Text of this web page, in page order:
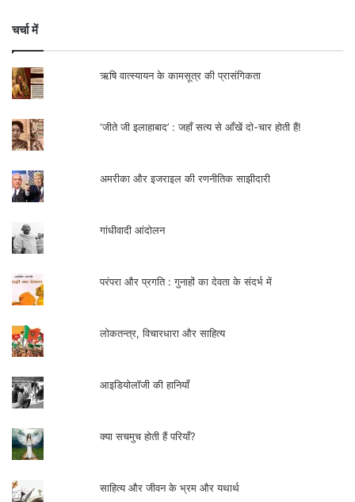
चर्चा में
ऋषि वात्स्यायन के कामसूत्र की प्रासंगिकता
‘जीते जी इलाहाबाद’ : जहाँ सत्य से आँखें दो-चार होती हैं!
अमरीका और इजराइल की रणनीतिक साझीदारी
गांधीवादी आंदोलन
परंपरा और प्रगति : गुनाहों का देवता के संदर्भ में
लोकतन्त्र, विचारधारा और साहित्य
आइडियोलॉजी की हानियाँ
क्या सचमुच होती हैं परियाँ?
साहित्य और जीवन के भ्रम और यथार्थ